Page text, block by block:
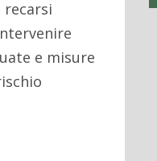
e misure